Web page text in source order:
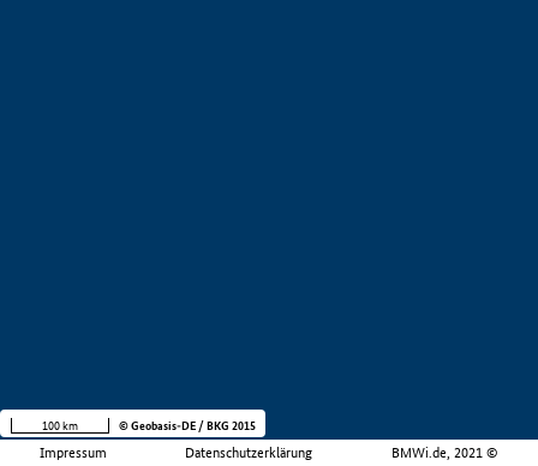
Impressum Datenschutzerklärung BMWi.de, 2021 ©
100 km © Geobasis-DE / BKG 2015